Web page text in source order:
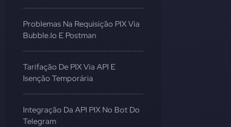
Problemas Na Requisição PIX Via
Bubble.io E Postman
Tarifação De PIX Via API E
Isenção Temporária
Integração Da API PIX No Bot Do
Telegram